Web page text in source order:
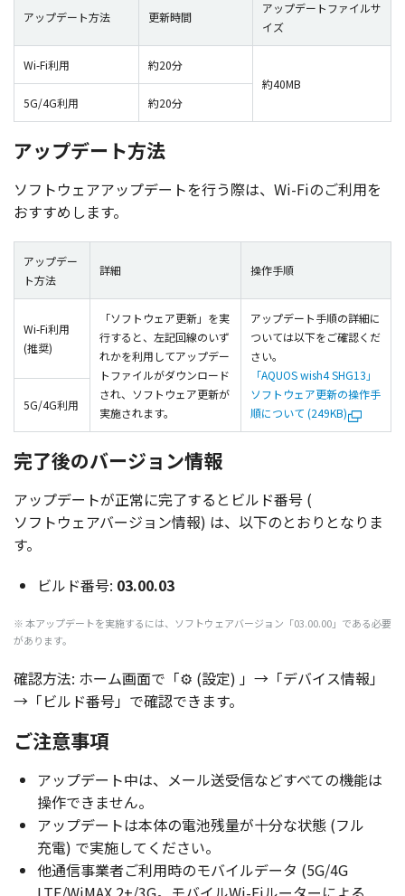
アップデート方法 更新時間
アップデートファイルサ
イズ
Wi-Fi利用
約20分
約40MB
5G/4G利用
約20分
アップデート方法
ソフトウェアアップデートを行う際は、Wi-Fiのご利用を
おすすめします。
アップデー
ト方法
詳細 操作手順
Wi-Fi利用
(推奨)
「ソフトウェア更新」を実
行すると、左記回線のいず
れかを利用してアップデー
トファイルがダウンロード
され、ソフトウェア更新が
実施されます。
アップデート手順の詳細に
ついては以下をご確認くだ
さい。
「AQUOS wish4 SHG13」
ソフトウェア更新の操作手
順について (249KB)
5G/4G利用
完了後のバージョン情報
アップデートが正常に完了すると ビルド番号 (
ソフトウェアバージョン情報) は、 以下のとおりとなりま
す。
ビルド番号: 03.00.03
※ 本アップデートを実施するには、 ソフトウェアバージョン 「03.00.00」である必要
があります。
確認方法: ホーム画面で「⚙ (設定) 」→「デバイス情報」
→「ビルド番号」で確認できます。
ご注意事項
アップデート中は、 メール送受信などすべての機能は
操作できません。
アップデートは本体の電池残量が十分な状態(フル
充電) で実施してください。
他通信事業者ご利用時のモバイルデータ (5G/4G